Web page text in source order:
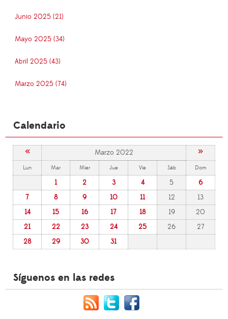
Junio 2025 (21)
Mayo 2025 (34)
Abril 2025 (43)
Marzo 2025 (74)
Calendario
« Marzo 2022 »
Lun Mar Mier Jue Vie Sáb Dom
1 2 3 4 5
6
7
8 9 10 11 12
13
14
15 16 17 18 19
20
21
22 23 24 25 26
27
28
29 30 31
Síguenos en las redes